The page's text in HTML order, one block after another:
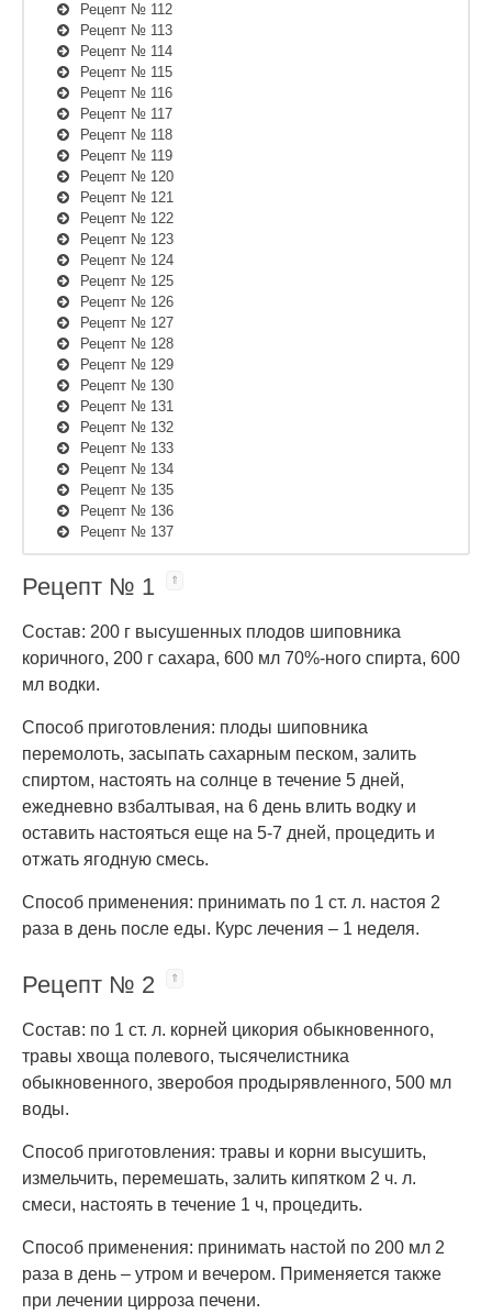
Рецепт № 112
Рецепт № 113
Рецепт № 114
Рецепт № 115
Рецепт № 116
Рецепт № 117
Рецепт № 118
Рецепт № 119
Рецепт № 120
Рецепт № 121
Рецепт № 122
Рецепт № 123
Рецепт № 124
Рецепт № 125
Рецепт № 126
Рецепт № 127
Рецепт № 128
Рецепт № 129
Рецепт № 130
Рецепт № 131
Рецепт № 132
Рецепт № 133
Рецепт № 134
Рецепт № 135
Рецепт № 136
Рецепт № 137
Рецепт № 1
Состав: 200 г высушенных плодов шиповника
коричного, 200 г сахара, 600 мл 70%-ного спирта, 600
мл водки.
Способ приготовления: плоды шиповника
перемолоть, засыпать сахарным песком, залить
спиртом, настоять на солнце в течение 5 дней,
ежедневно взбалтывая, на 6 день влить водку и
оставить настояться еще на 5-7 дней, процедить и
отжать ягодную смесь.
Способ применения: принимать по 1 ст. л. настоя 2
раза в день после еды. Курс лечения – 1 неделя.
Рецепт № 2
Состав: по 1 ст. л. корней цикория обыкновенного,
травы хвоща полевого, тысячелистника
обыкновенного, зверобоя продырявленного, 500 мл
воды.
Способ приготовления: травы и корни высушить,
измельчить, перемешать, залить кипятком 2 ч. л.
смеси, настоять в течение 1 ч, процедить.
Способ применения: принимать настой по 200 мл 2
раза в день – утром и вечером. Применяется также
при лечении цирроза печени.